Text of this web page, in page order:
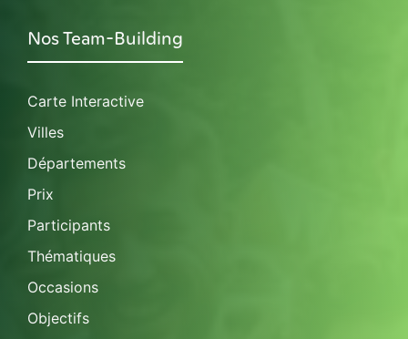
Nos Team-Building
Carte Interactive
Villes
Départements
Prix
Participants
Thématiques
Occasions
Objectifs